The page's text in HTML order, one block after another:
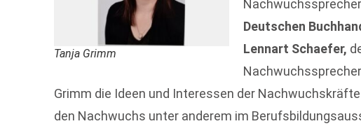
Tanja Grimm
Deutschen
Lennart Schaefer,
Grimm die Ideen und Interessen der
den Nachwuchs unter anderem im